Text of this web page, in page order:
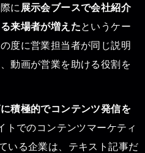
に 展示会ブースで会社紹介
来場者が増えたというケー
度に営業担当者が同じ説明
動画が営業を助ける役割を
積極的でコンテンツ発信を
トでのコンテンツマーケティ
いる企業は、テキスト記事だ